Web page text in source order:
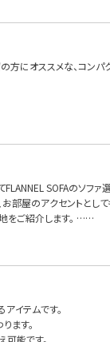
にオススメな、コンパ
SOFAのソファ
部屋のアクセントとし
をご紹介します。 ……
イテムです。
ます。